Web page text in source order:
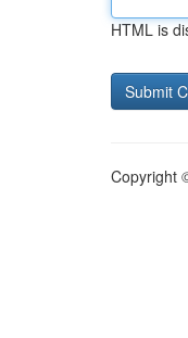
HTML is
Copyright